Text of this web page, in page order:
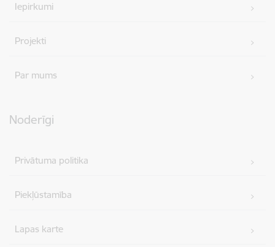
Iepirkumi
Projekti
Par mums
Noderīgi
Privātuma politika
Piekļūstamība
Lapas karte